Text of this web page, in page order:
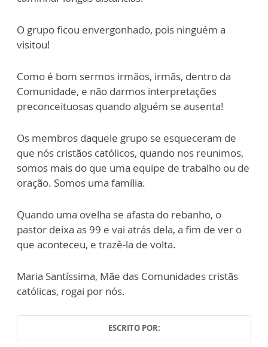
O grupo ficou envergonhado, pois ninguém a
visitou!
Como é bom sermos irmãos, irmãs, dentro da
Comunidade, e não darmos interpretações
preconceituosas quando alguém se ausenta!
Os membros daquele grupo se esqueceram de
que nós cristãos católicos, quando nos reunimos,
somos mais do que uma equipe de trabalho ou de
oração. Somos uma família.
Quando uma ovelha se afasta do rebanho, o
pastor deixa as 99 e vai atrás dela, a fim de ver o
que aconteceu, e trazê-la de volta.
Maria Santíssima, Mãe das Comunidades cristãs
católicas, rogai por nós.
ESCRITO POR: